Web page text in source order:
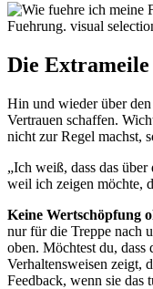
Die Extrameile
Hin und wieder über
Vertrauen schaffen.
nicht zur Regel machst,
„Ich weiß, dass das
weil ich zeigen möchte,
Keine Wertschöpfung
nur für die Treppe nach
oben. Möchtest du, dass
Verhaltensweisen zeigt,
Feedback, wenn sie das